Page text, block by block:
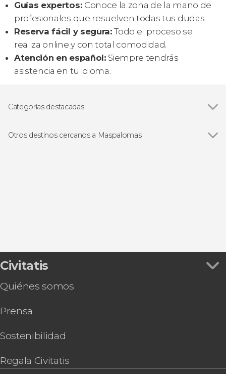
Guías expertos: Conoce la zona de la mano de
profesionales que resuelven todas tus dudas.
Reserva fácil y segura:Todo el proceso se
realiza online y con total comodidad.
Atención en español: Siempre tendrás
asistencia en tu idioma.
Categorías destacadas
Entradas
Otros destinos cercanos a Maspalomas
Civitatis
Quiénes somos
Prensa
Sostenibilidad
Regala Civitatis